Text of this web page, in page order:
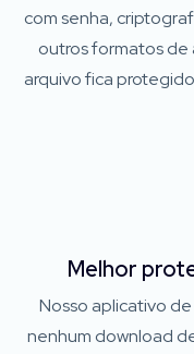
com senha,
outros formatos de
arquivo fica
Melhor
Nosso aplicativo
nenhum download